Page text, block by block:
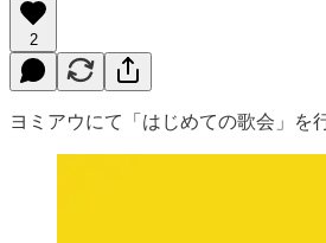
2
ヨミアウにて「はじめての歌会」を